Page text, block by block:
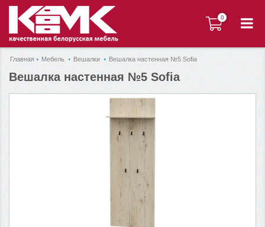
0
0
Главная Мебель Вешалки Вешалка настенная №5 Sofia
Вешалка настенная №5 Sofia